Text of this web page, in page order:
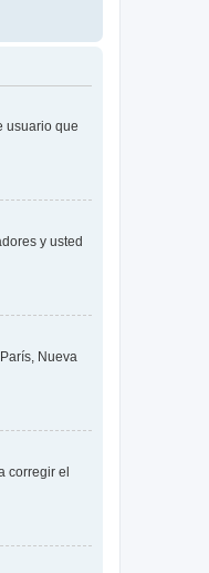
usuario que
y usted
Nueva
corregir el